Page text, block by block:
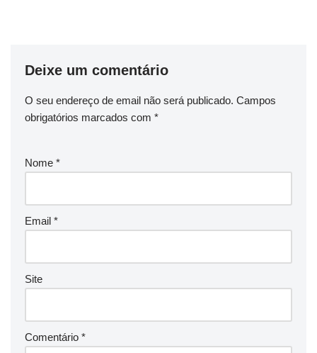
Deixe um comentário
O seu endereço de email não será publicado. Campos
obrigatórios marcados com *
Nome *
Email *
Site
Comentário *